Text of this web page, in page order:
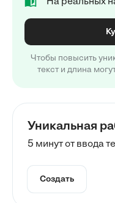
Чтобы повысить
текст и длина
Уникальная
5 минут от ввода
Создать